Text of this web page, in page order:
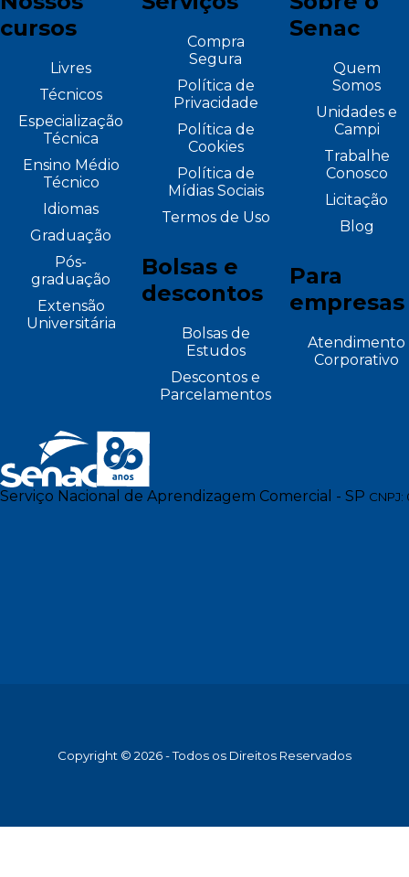
cursos
Livres
Técnicos
Especialização
Técnica
Ensino Médio
Técnico
Idiomas
Graduação
Pós-
graduação
Extensão
Universitária
Compra
Segura
Política de
Privacidade
Política de
Cookies
Política de
Mídias Sociais
Termos de Uso
Bolsas e
descontos
Bolsas de
Estudos
Descontos e
Parcelamentos
Senac
Quem
Somos
Unidades e
Campi
Trabalhe
Conosco
Licitação
Blog
Para
empresas
Atendimento
Corporativo
Serviço Nacional de Aprendizagem Comercial - SP
Copyright © 2026 - Todos os Direitos Reservados